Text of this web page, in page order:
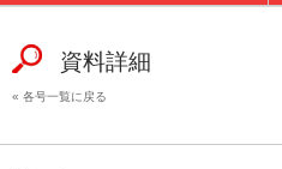
資料詳細
各号一覧に戻る